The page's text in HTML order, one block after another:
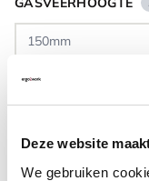
Deze website
We gebruiken